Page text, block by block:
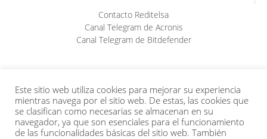
Contacto Reditelsa
Canal Telegram de Acronis
Canal Telegram de Bitdefender
Este sitio web utiliza cookies para mejorar su experiencia
mientras navega por el sitio web. De estas, las cookies que
se clasifican como necesarias se almacenan en su
navegador, ya que son esenciales para el funcionamiento
de las funcionalidades básicas del sitio web. También